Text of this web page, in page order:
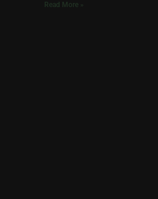
Read More »